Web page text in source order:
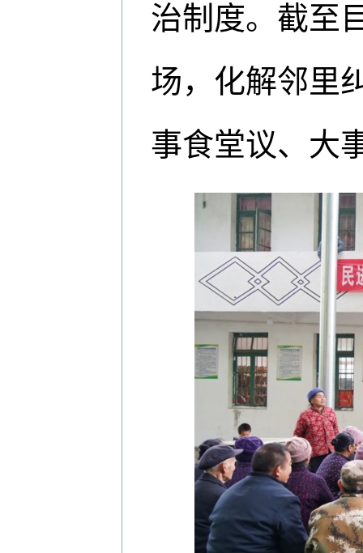
治制度。截至
场，化解邻里
事食堂议、大